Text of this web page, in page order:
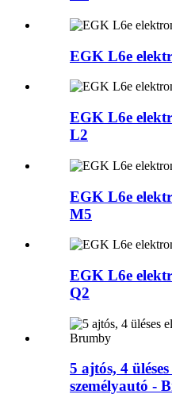
EGK L6e
EGK L6e
L2
EGK L6e
M5
EGK L6e
Q2
5 ajtós, 4
személyautó -